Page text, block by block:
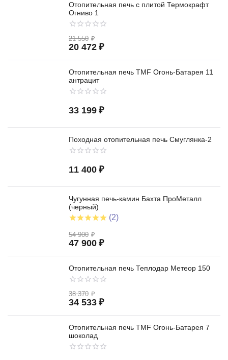
Отопительная печь с плитой Термокрафт
Огниво 1
21 550 ₽
20 472 ₽
Отопительная печь TMF Огонь-Батарея 11
антрацит
33 199 ₽
Походная отопительная печь Смуглянка-2
11 400 ₽
Чугунная печь-камин Бахта ПроМеталл
(черный)
(2)
54 900 ₽
47 900 ₽
Отопительная печь Теплодар Метеор 150
38 370 ₽
34 533 ₽
Отопительная печь TMF Огонь-Батарея 7
шоколад